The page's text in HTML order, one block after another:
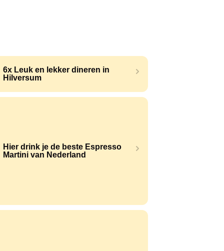
6x Leuk en lekker dineren in
Hilversum
Hier drink je de beste Espresso
Martini van Nederland